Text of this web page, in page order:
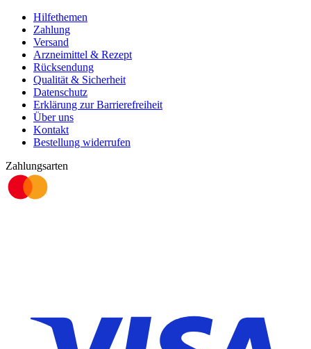
Hilfethemen
Zahlung
Versand
Arzneimittel & Rezept
Rücksendung
Qualität & Sicherheit
Datenschutz
Erklärung zur Barrierefreiheit
Über uns
Kontakt
Bestellung widerrufen
Zahlungsarten